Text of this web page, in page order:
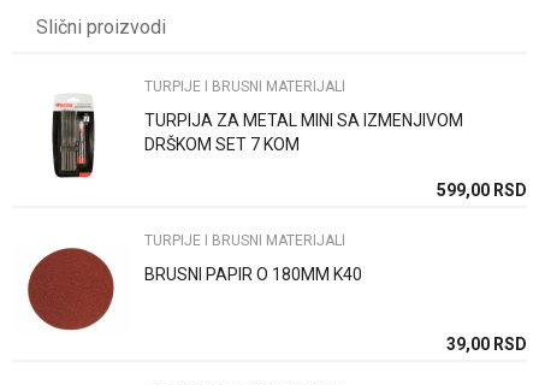
Poruka
Anti-spam zaštita - izračunajte koliko je 4 + 1 :
Slični proizvodi
TURPIJE I BRUSNI MATERIJALI
TURPIJA ZA METAL MINI SA IZMENJIVOM
DRŠKOM SET 7 KOM
599,00 RSD
TURPIJE I BRUSNI MATERIJALI
BRUSNI PAPIR O 180MM K40
39,00 RSD